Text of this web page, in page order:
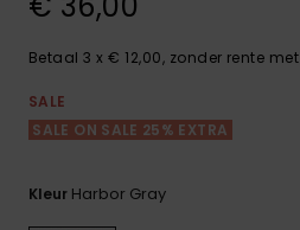
Rokken
ROXY APP
VERLANGLIJST
Betaal 3 x € 12,00, zonder rente met
SALE
SALE ON SALE 25% EXTRA
Kleur Harbor Gray